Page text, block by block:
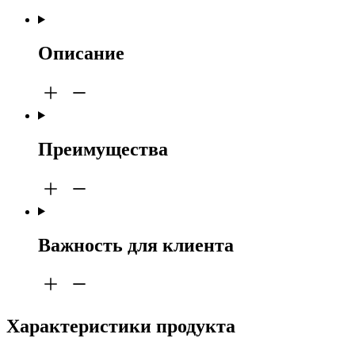
Описание
Преимущества
Важность для клиента
Характеристики продукта